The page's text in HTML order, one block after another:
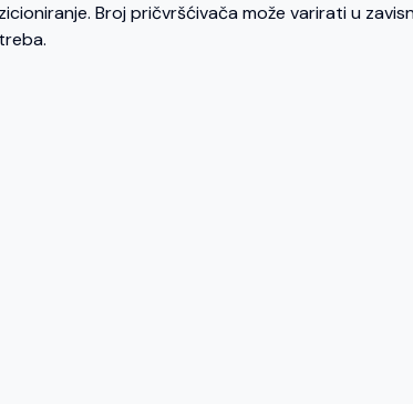
Broj pričvršćivača može varirati u